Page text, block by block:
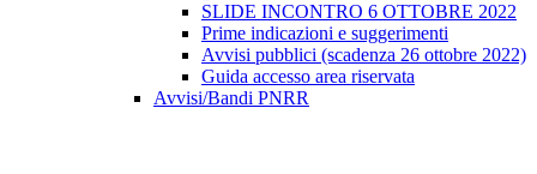
SLIDE INCONTRO 6 OTTOBRE 2022
Prime indicazioni e suggerimenti
Avvisi pubblici (scadenza 26 ottobre 2022)
Guida accesso area riservata
Avvisi/Bandi PNRR